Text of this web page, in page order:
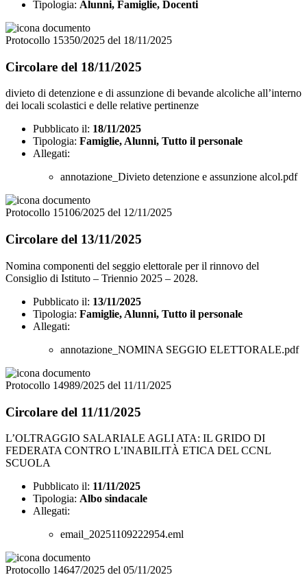
Tipologia: Alunni, Famiglie, Docenti
Protocollo 15350/2025 del 18/11/2025
Circolare del 18/11/2025
divieto di detenzione e di assunzione di bevande alcoliche all’interno
dei locali scolastici e delle relative pertinenze
Pubblicato il: 18/11/2025
Tipologia: Famiglie, Alunni, Tutto il personale
Allegati:
annotazione_Divieto detenzione e assunzione alcol.pdf
Protocollo 15106/2025 del 12/11/2025
Circolare del 13/11/2025
Nomina componenti del seggio elettorale per il rinnovo del
Consiglio di Istituto – Triennio 2025 – 2028.
Pubblicato il: 13/11/2025
Tipologia: Famiglie, Alunni, Tutto il personale
Allegati:
annotazione_NOMINA SEGGIO ELETTORALE.pdf
Protocollo 14989/2025 del 11/11/2025
Circolare del 11/11/2025
L’OLTRAGGIO SALARIALE AGLI ATA: IL GRIDO DI
FEDERATA CONTRO L’INABILITÀ ETICA DEL CCNL
SCUOLA
Pubblicato il: 11/11/2025
Tipologia: Albo sindacale
Allegati:
email_20251109222954.eml
Protocollo 14647/2025 del 05/11/2025